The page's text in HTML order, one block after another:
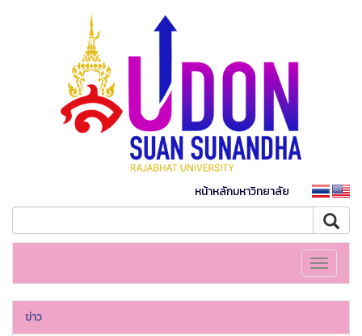
หน้าหลักมหาวิทยาลัย
Toggle
ข่าว